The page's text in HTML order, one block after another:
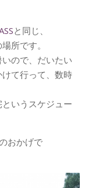
と同じ、
所です。
ので、だいたい
て行って、数時
いうスケジュー
おかげで